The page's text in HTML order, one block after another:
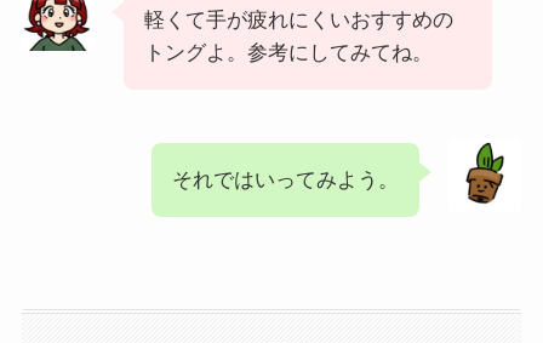
軽くて手が疲れにくいおすすめの
トングよ。参考にしてみてね。
それではいってみよう。